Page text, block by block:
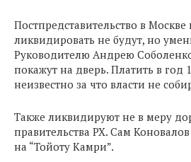
Постпредставительство в
ликвидировать не будут, но
Руководителю Андрею
покажут на дверь. Платить в год
неизвестно за что власти не
Также ликвидируют не в меру
правительства РХ. Сам Коновалов
на “Тойоту Камри”.